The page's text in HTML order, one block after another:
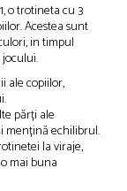
o trotineta cu 3
Acestea sunt
in timpul
ale copiilor,
părți ale
mențină echilibrul.
la viraje,
mai buna